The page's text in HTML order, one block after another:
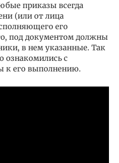
приказы всегда
(или от лица
его
под документом должны
в нем указанные. Так
ознакомились с
к его выполнению.